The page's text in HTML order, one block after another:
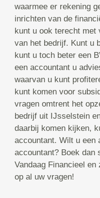
waarmee er rekening
inrichten van de
kunt u ook terecht met
van het bedrijf. Kunt u
kunt u toch beter een
een accountant u
waarvan u kunt
kunt komen voor
vragen omtrent het
bedrijf uit IJsselstein
daarbij komen kijken,
accountant. Wilt u een
accountant? Boek dan
Vandaag Financieel
op al uw vragen!